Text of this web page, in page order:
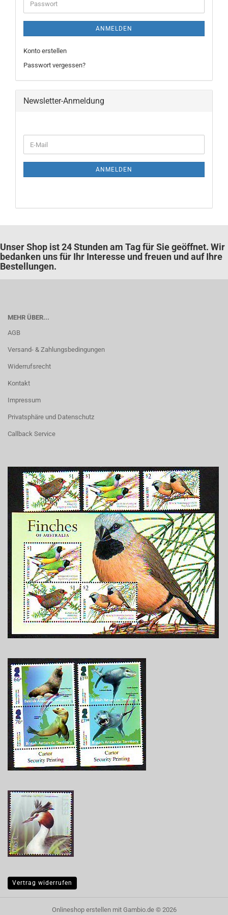
Passwort
ANMELDEN
Konto erstellen
Passwort vergessen?
Newsletter-Anmeldung
ZUR
E-
Mail
ANMELDEN
Unser Shop ist 24 Stunden am Tag für Sie geöffnet. Wir
bedanken uns für Ihr Interesse und freuen und auf Ihre
Bestellungen.
MEHR ÜBER...
AGB
Versand- & Zahlungsbedingungen
Widerrufsrecht
Kontakt
Impressum
Privatsphäre und Datenschutz
Callback Service
Vertrag widerrufen
Onlineshop erstellenmit Gambio.de © 2026